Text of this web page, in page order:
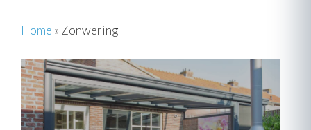
Home » Zonwering